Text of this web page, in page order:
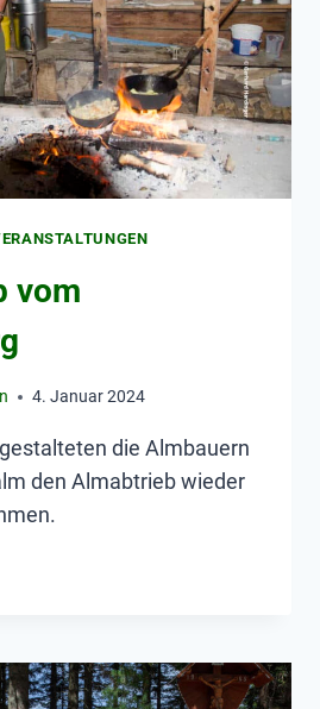
vom
4. Januar 2024
die Almbauern
den Almabtrieb wieder